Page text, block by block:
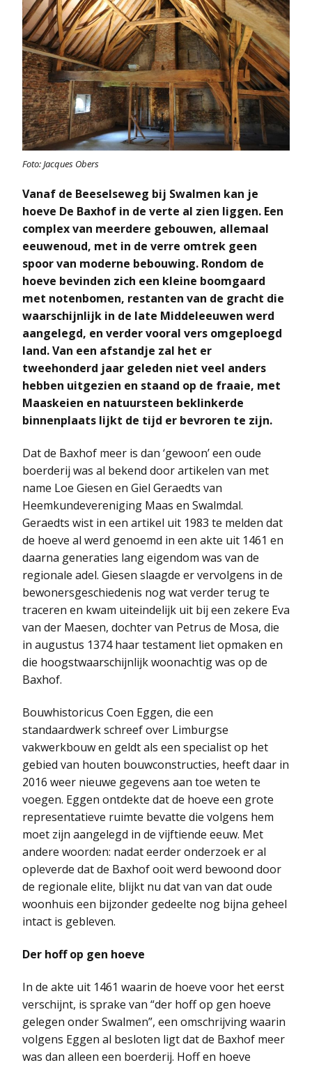
Foto: Jacques Obers
Vanaf de Beeselseweg bij Swalmen kan je
hoeve De Baxhof in de verte al zien liggen. Een
complex van meerdere gebouwen, allemaal
eeuwenoud, met in de verre omtrek geen
spoor van moderne bebouwing. Rondom de
hoeve bevinden zich een kleine boomgaard
met notenbomen, restanten van de gracht die
waarschijnlijk in de late Middeleeuwen werd
aangelegd, en verder vooral vers omgeploegd
land. Van een afstandje zal het er
tweehonderd jaar geleden niet veel anders
hebben uitgezien en staand op de fraaie, met
Maaskeien en natuursteen beklinkerde
binnenplaats lijkt de tijd er bevroren te zijn.
Dat de Baxhof meer is dan ‘gewoon’ een oude
boerderij was al bekend door artikelen van met
name Loe Giesen en Giel Geraedts van
Heemkundevereniging Maas en Swalmdal.
Geraedts wist in een artikel uit 1983 te melden dat
de hoeve al werd genoemd in een akte uit 1461 en
daarna generaties lang eigendom was van de
regionale adel. Giesen slaagde er vervolgens in de
bewonersgeschiedenis nog wat verder terug te
traceren en kwam uiteindelijk uit bij een zekere Eva
van der Maesen, dochter van Petrus de Mosa, die
in augustus 1374 haar testament liet opmaken en
die hoogstwaarschijnlijk woonachtig was op de
Baxhof.
Bouwhistoricus Coen Eggen, die een
standaardwerk schreef over Limburgse
vakwerkbouw en geldt als een specialist op het
gebied van houten bouwconstructies, heeft daar in
2016 weer nieuwe gegevens aan toe weten te
voegen. Eggen ontdekte dat de hoeve een grote
representatieve ruimte bevatte die volgens hem
moet zijn aangelegd in de vijftiende eeuw. Met
andere woorden: nadat eerder onderzoek er al
opleverde dat de Baxhof ooit werd bewoond door
de regionale elite, blijkt nu dat van van dat oude
woonhuis een bijzonder gedeelte nog bijna geheel
intact is gebleven.
Der hoff op gen hoeve
In de akte uit 1461 waarin de hoeve voor het eerst
verschijnt, is sprake van “der hoff op gen hoeve
gelegen onder Swalmen”, een omschrijving waarin
volgens Eggen al besloten ligt dat de Baxhof meer
was dan alleen een boerderij. Hoff en hoeve